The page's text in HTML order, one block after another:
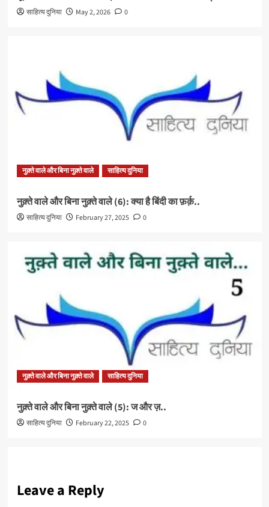
साहित्य दुनिया May 2, 2026 0
नुक़्ते वाले और बिना नुक़्ते वाले साहित्य दुनिया
नुक़्ते वाले और बिना नुक़्ते वाले (6): क्या है बिंदी का फ़र्क़..
साहित्य दुनिया February 27, 2025 0
नुक़्ते वाले और बिना नुक़्ते वाले साहित्य दुनिया
नुक़्ते वाले और बिना नुक़्ते वाले (5): ज और ज़..
साहित्य दुनिया February 22, 2025 0
Leave a Reply